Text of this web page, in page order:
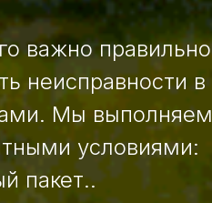
важно правильно
неисправности в
Мы выполняем
условиями:
пакет..